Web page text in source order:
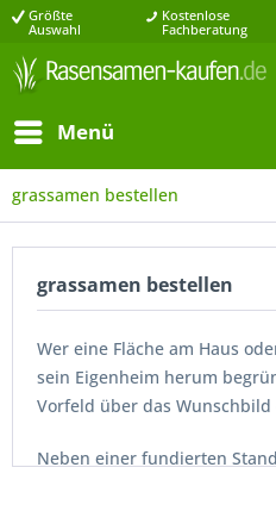
Größte
Auswahl
Kostenlose
Fachberatung
Menü
grassamen bestellen
grassamen bestellen
Wer eine Fläche am Haus
sein Eigenheim herum
Vorfeld über das
Neben einer fundierten